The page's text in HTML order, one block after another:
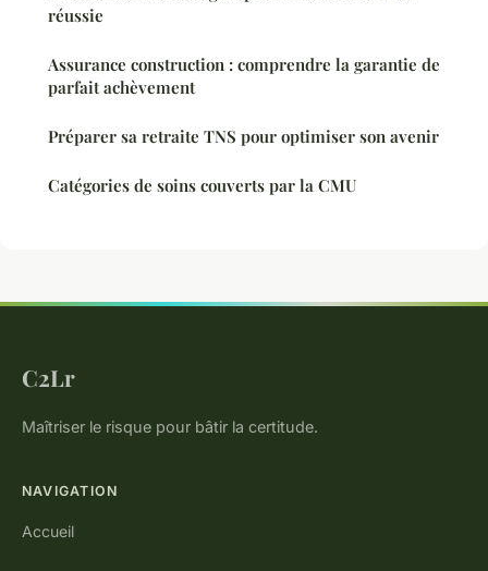
réussie
Assurance construction : comprendre la garantie de
parfait achèvement
Préparer sa retraite TNS pour optimiser son avenir
Catégories de soins couverts par la CMU
C2Lr
Maîtriser le risque pour bâtir la certitude.
NAVIGATION
Accueil